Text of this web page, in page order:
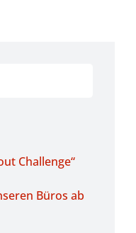
Challenge“
Büros ab